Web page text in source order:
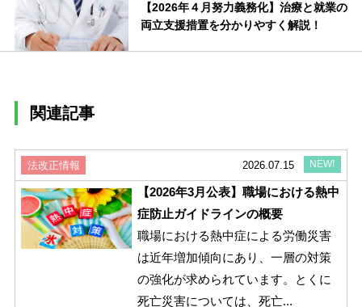
【2026年４月努力義務化】治療と就業の
両立支援措置を分かりやすく解説！
関連記事
法改正情報 NEW!
2026.07.15
【2026年3月公表】職場における熱中
症防止ガイドラインの概要
職場における熱中症による労働災害
は近年増加傾向にあり、一層の対策
の強化が求められています。とくに
死亡災害については、死亡...